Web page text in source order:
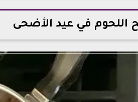
اللحوم في عيد الأضحى